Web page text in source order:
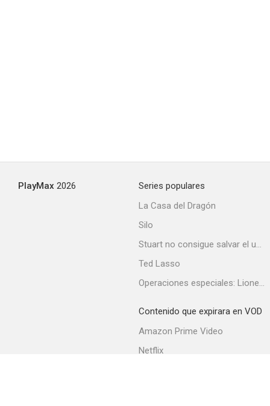
PlayMax 2026
Series populares
La Casa del Dragón
Silo
Stuart no consigue salvar el universo
Ted Lasso
Operaciones especiales: Lioness
Contenido que expirara en VOD
Amazon Prime Video
Netflix